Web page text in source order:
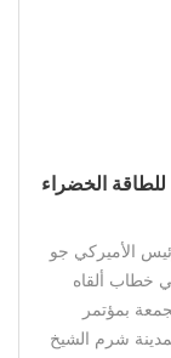
للطاقة الخضراء
الأميركي جو
خطاب ألقاه
بمؤتمر
بمدينة ‏شرم الشيخ